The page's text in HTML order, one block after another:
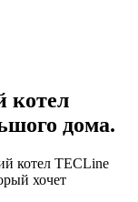
котел
дома.
котел TECLine
хочет